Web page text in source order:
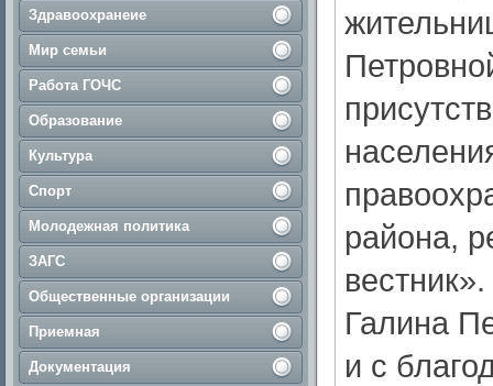
Здравоохранеие
Мир семьи
Работа ГОЧС
Образование
Культура
Спорт
Молодежная политика
ЗАГС
Общественные организации
Приемная
Документация
района,
Галина
и с